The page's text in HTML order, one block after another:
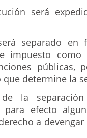
será
separado en
impuesto como
públicas,
determine la
la
para efecto
a